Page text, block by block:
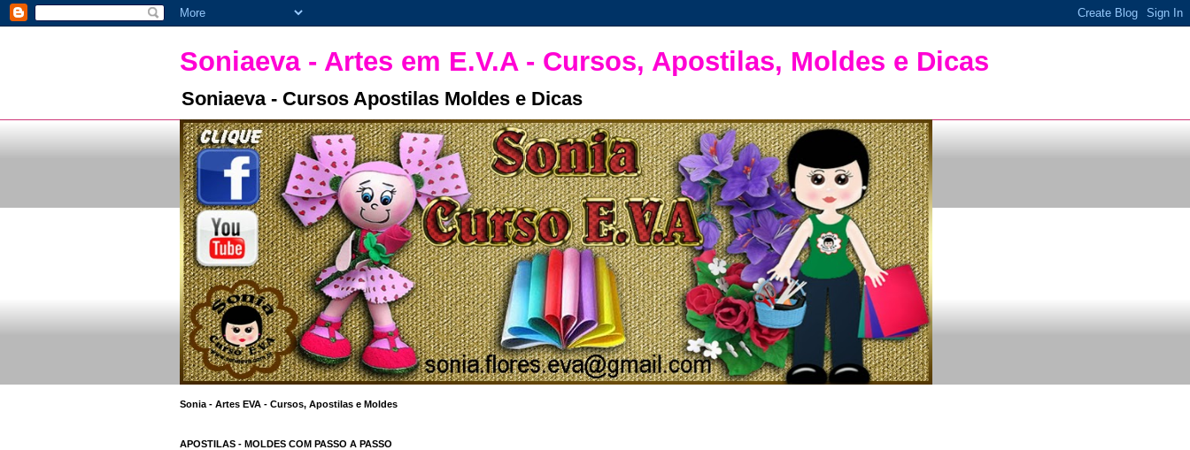
Soniaeva - Artes em E.V.A - Cursos, Apostilas, Moldes e Dicas
Soniaeva - Cursos Apostilas Moldes e Dicas
Sonia - Artes EVA - Cursos, Apostilas e Moldes
APOSTILAS - MOLDES COM PASSO A PASSO